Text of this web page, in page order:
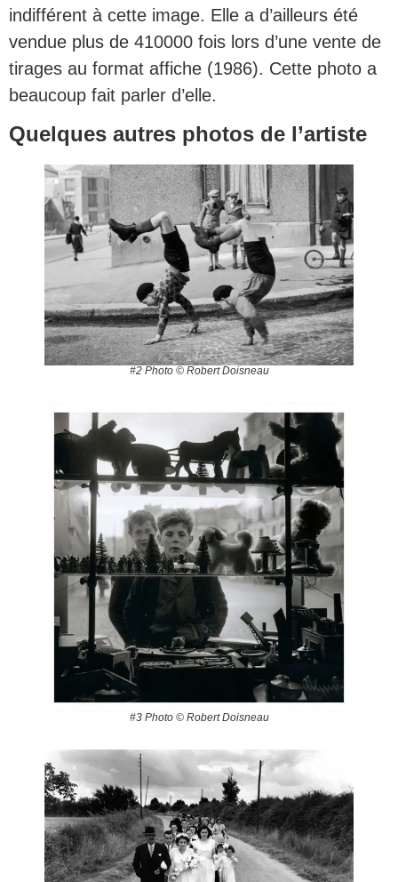
indifférent à cette image. Elle a d’ailleurs été
vendue plus de 410000 fois lors d’une vente de
tirages au format affiche (1986). Cette photo a
beaucoup fait parler d’elle.
Quelques autres photos de l’artiste
#2 Photo © Robert Doisneau
#3 Photo © Robert Doisneau